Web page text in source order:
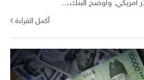
أكمل القراءة